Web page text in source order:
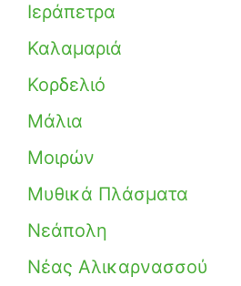
Ιεράπετρα
Καλαμαριά
Κορδελιό
Μάλια
Μοιρών
Μυθικά Πλάσματα
Νεάπολη
Νέας Αλικαρνασσού